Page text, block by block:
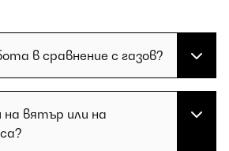
в сравнение с газов?
вятър или на